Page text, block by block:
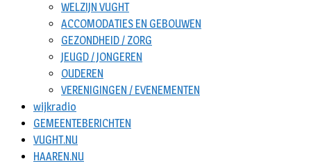
WELZIJN VUGHT
ACCOMODATIES EN GEBOUWEN
GEZONDHEID / ZORG
JEUGD / JONGEREN
OUDEREN
VERENIGINGEN / EVENEMENTEN
wijkradio
GEMEENTEBERICHTEN
VUGHT.NU
HAAREN.NU